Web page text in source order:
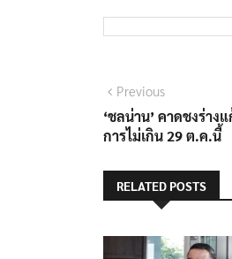
แนะแนว
เรื่อง
PreviousPrevious
post:
‘ชลน่าน’ คาดชงร่าง
การไม่เกิน 29 ต.ค.นี้
RELATED POSTS